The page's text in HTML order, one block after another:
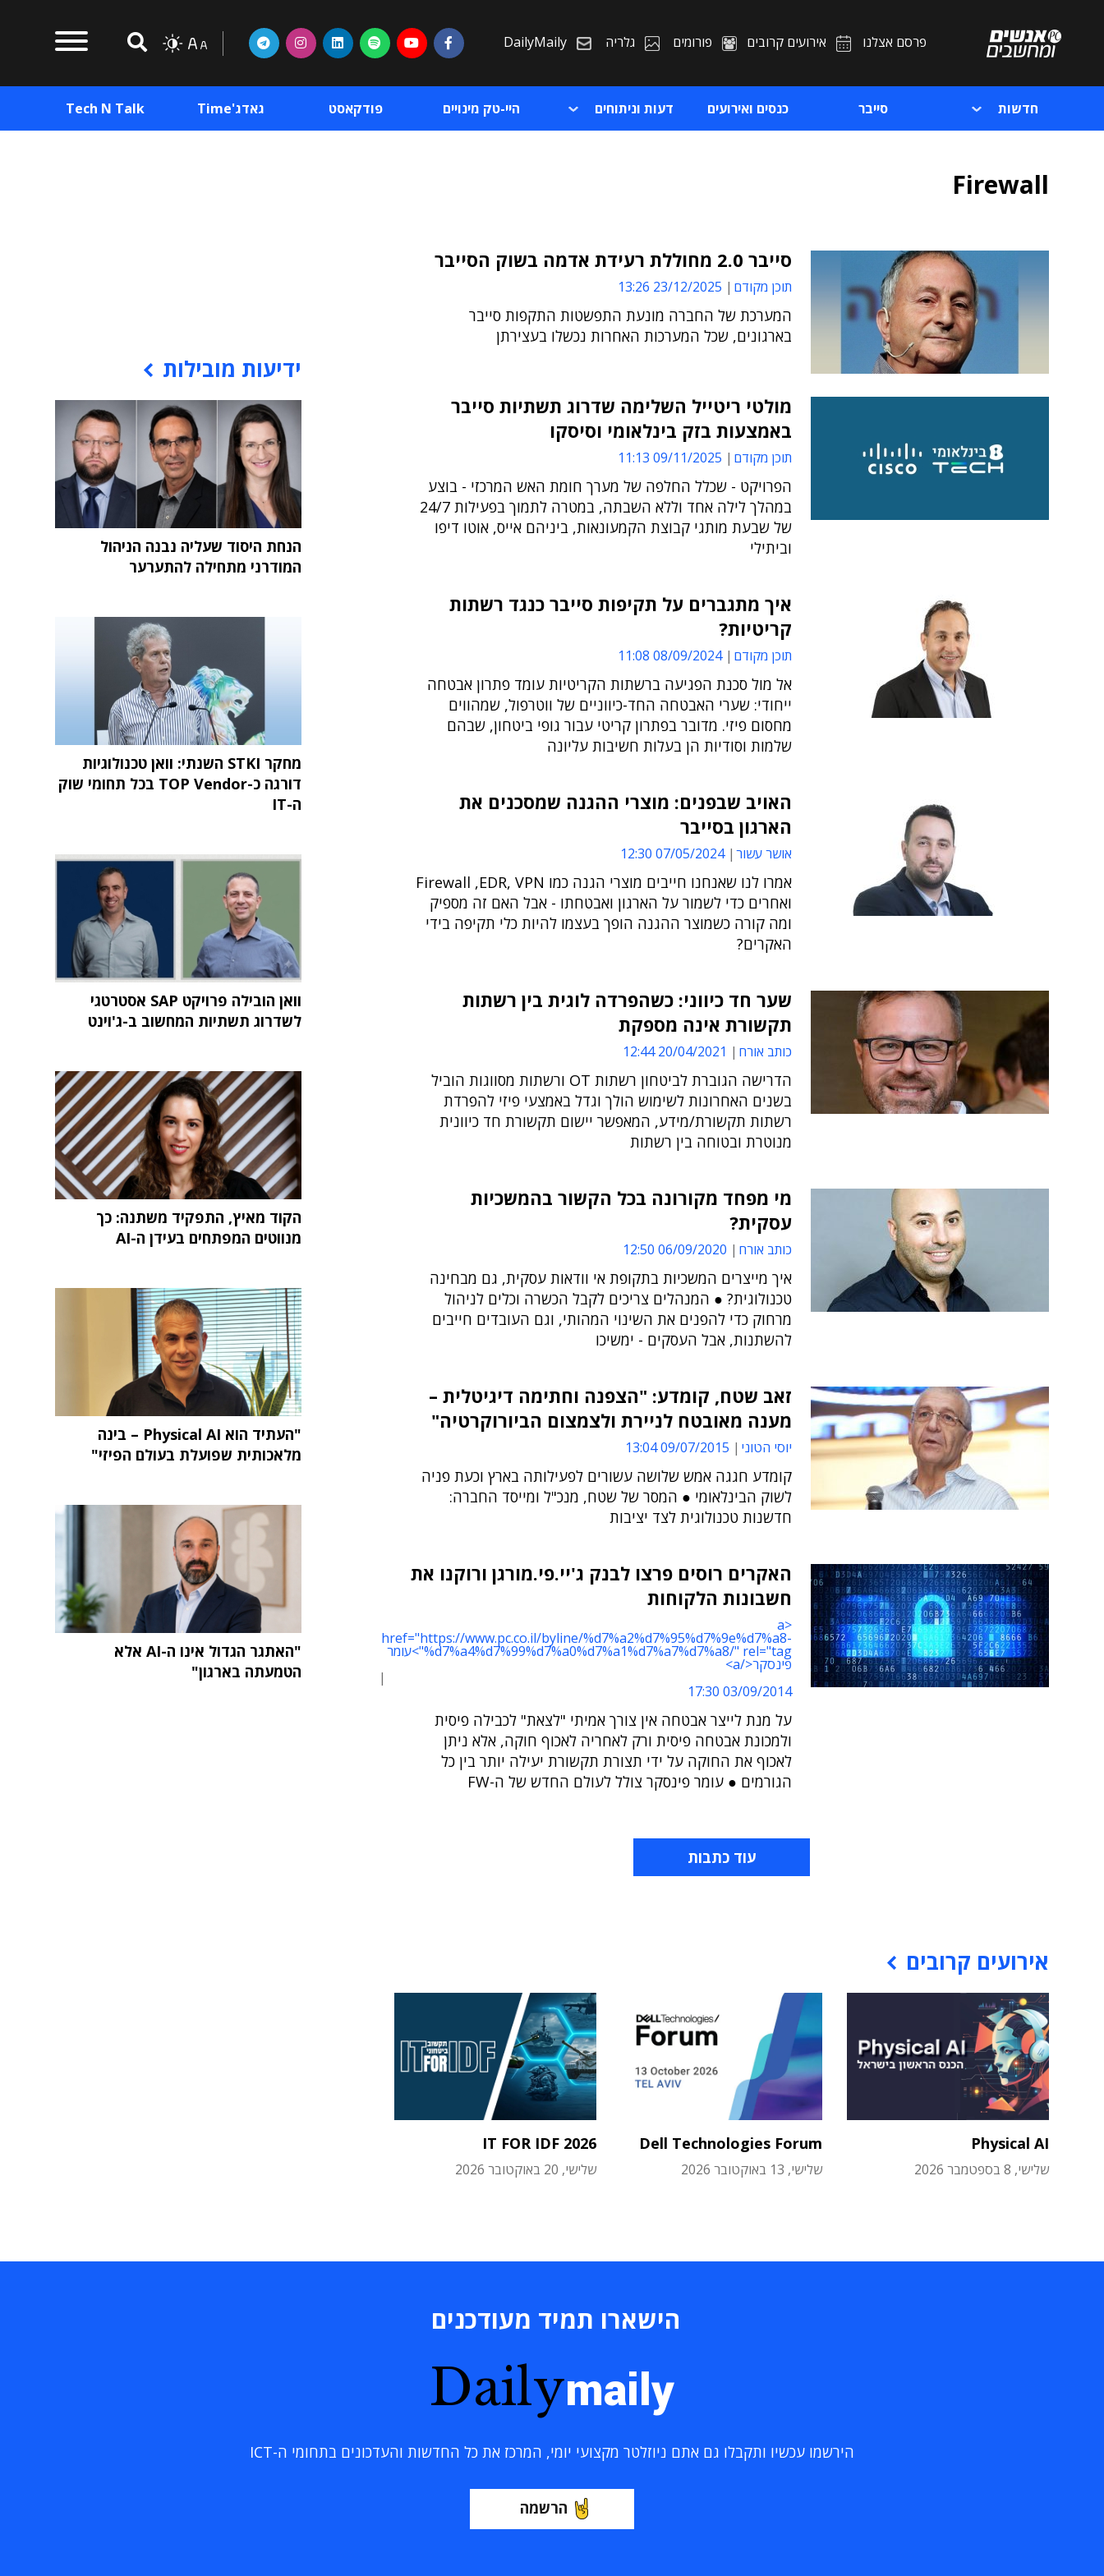
פרסם אצלנו אירועים קרובים פורומים גלריה DailyMaily
חדשות סייבר כנסים ואירועים דעות וניתוחים היי-טק מינויים פודקאסט גאדג'Time Tech N Talk
Firewall
סייבר 2.0 מחוללת רעידת אדמה בשוק הסייבר
תוכן מקודם 23/12/2025 13:26
המערכת של החברה מונעת התפשטות התקפות סייבר
בארגונים, שכל המערכות האחרות נכשלו בעצירתן
מולטי ריטייל השלימה שדרוג תשתיות סייבר
באמצעות בזק בינלאומי וסיסקו
תוכן מקודם 09/11/2025 11:13
הפרויקט - שכלל החלפה של מערך חומת האש המרכזי - בוצע
במהלך לילה אחד וללא השבתה, במטרה לתמוך בפעילות 24/7
של שבעת מותגי קבוצת הקמעונאות, ביניהם אייס, אוטו דיפו
וביתילי
איך מתגברים על תקיפות סייבר כנגד רשתות
קריטיות?
תוכן מקודם 08/09/2024 11:08
אל מול סכנת הפגיעה ברשתות הקריטיות עומד פתרון אבטחה
ייחודי: שערי האבטחה החד-כיווניים של ווטרפול, שמהווים
מחסום פיזי. מדובר בפתרון קריטי עבור גופי ביטחון, שבהם
שלמות וסודיות הן בעלות חשיבות עליונה
האויב שבפנים: מוצרי ההגנה שמסכנים את
הארגון בסייבר
אושר עשור 07/05/2024 12:30
אמרו לנו שאנחנו חייבים מוצרי הגנה כמו Firewall ,EDR, VPN
ואחרים כדי לשמור על הארגון ואבטחתו - אבל האם זה מספיק
ומה קורה כשמוצר ההגנה הופך בעצמו להיות כלי תקיפה בידי
האקרים?
שער חד כיווני: כשהפרדה לוגית בין רשתות
תקשורת אינה מספקת
כותב אורח 20/04/2021 12:44
הדרישה הגוברת לביטחון רשתות OT ורשתות מסווגות הוביל
בשנים האחרונות לשימוש הולך וגדל באמצעי פיזי להפרדת
רשתות תקשורת/מידע, המאפשר יישום תקשורת חד כיוונית
מנוטרת ובטוחה בין רשתות
מי מפחד מקורונה בכל הקשור בהמשכיות
עסקית?
כותב אורח 06/09/2020 12:50
איך מייצרים המשכיות בתקופת אי וודאות עסקית, גם מבחינה
טכנולוגית? ● המנהלים צריכים לקבל הכשרה וכלים לניהול
מרחוק כדי להפנים את השינוי המהותי, וגם העובדים חייבים
להשתנות, אבל העסקים - ימשיכו
זאב שטח, קומדע: "הצפנה וחתימה דיגיטלית –
מענה מאובטח לניירת ולצמצום הביורוקרטיה"
יוסי הטוני 09/07/2015 13:04
קומדע חגגה אמש שלושה עשורים לפעילותה בארץ וכעת פניה
לשוק הבינלאומי ● המסר של שטח, מנכ"ל ומייסד החברה:
חדשנות טכנולוגית לצד יציבות
האקרים רוסים פרצו לבנק ג'יי.פי.מורגן ורוקנו את
חשבונות הלקוחות
<a
href="https://www.pc.co.il/byline/%d7%a2%d7%95%d7%9e%d7%a8-
%d7%a4%d7%99%d7%a0%d7%a1%d7%a7%d7%a8/" rel="tag">עומר
פינסקר</a>
03/09/2014 17:30
על מנת לייצר אבטחה אין צורך אמיתי "לצאת" לכבילה פיסית
ולמכונת אבטחה פיסית ורק לאחריה לאכוף חוקה, אלא ניתן
לאכוף את החוקה על ידי תצורת תקשורת יעילה יותר בין כל
הגורמים ● עומר פינסקר צולל לעולם החדש של ה-FW
עוד כתבות
אירועים קרובים
Physical AI
שלישי, 8 בספטמבר 2026
Dell Technologies Forum
שלישי, 13 באוקטובר 2026
IT FOR IDF 2026
שלישי, 20 באוקטובר 2026
ידיעות מובילות
הנחת היסוד שעליה נבנה הניהול
המודרני מתחילה להתערער
מחקר STKI השנתי: וואן טכנולוגיות
דורגה כ-TOP Vendor בכל תחומי שוק
ה-IT
וואן הובילה פרויקט SAP אסטרטגי
לשדרוג תשתיות המחשוב ב-ג'וינט
הקוד מאיץ, התפקיד משתנה: כך
מנווטים המפתחים בעידן ה-AI
"העתיד הוא Physical AI – בינה
מלאכותית שפועלת בעולם הפיזי"
"האתגר הגדול אינו ה-AI אלא
הטמעתה בארגון"
הישארו תמיד מעודכנים
Dailymaily
הירשמו עכשיו ותקבלו גם אתם ניוזלטר מקצועי יומי, המרכז את כל החדשות והעדכונים בתחומי ה-ICT
הרשמה